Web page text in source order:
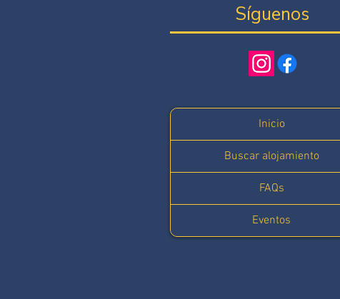
Síguenos
Inicio
Buscar alojamiento
FAQs
Eventos